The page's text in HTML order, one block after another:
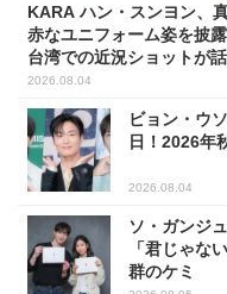
KARA ハン・スンヨン、
赤なユニフォーム姿を披露
台湾での近況ショットが
2026.08.04
ビョン・ウ
日！2026年
2026.08.04
ソ・ガンジ
「君じゃな
群のケミ